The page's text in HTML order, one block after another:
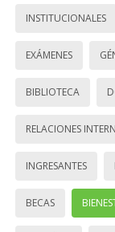
INSTITUCIONALES
EXÁMENES
BIBLIOTECA
RELACIONES
INGRESANTES
BECAS